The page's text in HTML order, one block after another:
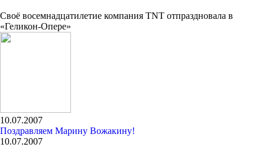
Своё восемнадцатилетие компания TNT отпраздновала в
«Геликон-Опере»
10.07.2007
Поздравляем Марину Вожакину!
10.07.2007